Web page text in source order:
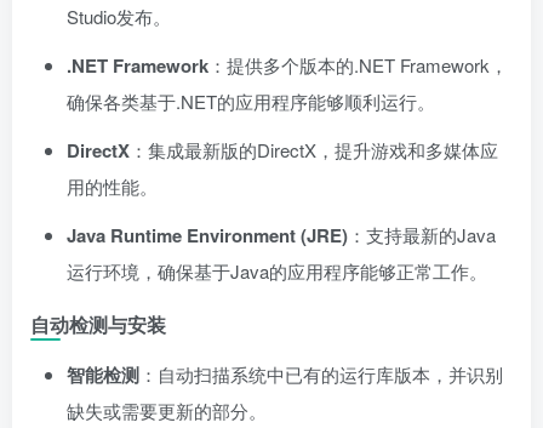
Studio发布。
.NET Framework ：提供多个版本的.NET Framework，
确保各类基于.NET的应用程序能够顺利运行。
DirectX ：集成最新版的DirectX，提升游戏和多媒体应
用的性能。
Java Runtime Environment (JRE) ：支持最新的Java
运行环境，确保基于Java的应用程序能够正常工作。
自动检测与安装
智能检测 ：自动扫描系统中已有的运行库版本，并识别
缺失或需要更新的部分。